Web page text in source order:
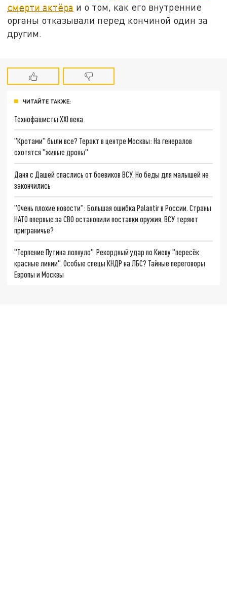
смерти актёра и о том, как его внутренние
органы отказывали перед кончиной один за
другим.
ЧИТАЙТЕ ТАКЖЕ:
Технофашисты XXI века
"Кротами" были все? Теракт в центре Москвы: На генералов
охотятся "живые дроны"
Даня с Дашей спаслись от боевиков ВСУ. Но беды для малышей не
закончились
"Очень плохие новости": Большая ошибка Palantir в России. Страны
НАТО впервые за СВО остановили поставки оружия. ВСУ теряют
приграничье?
"Терпение Путина лопнуло". Рекордный удар по Киеву "пересёк
красные линии". Особые спецы КНДР на ЛБС? Тайные переговоры
Европы и Москвы